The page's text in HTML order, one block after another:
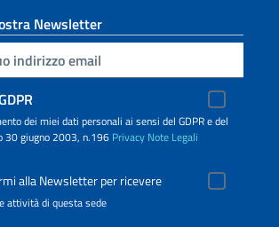
Newsletter
dei miei dati personali ai sensi del GDPR e del
30 giugno 2003, n.196 Privacy Note Legali
alla Newsletter per ricevere
attività di questa sede